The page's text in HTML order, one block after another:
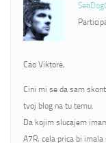
Cao Viktore,
Cini mi se da sam
tvoj blog na tu temu.
Da kojim slucajem
A7R, cela prica bi